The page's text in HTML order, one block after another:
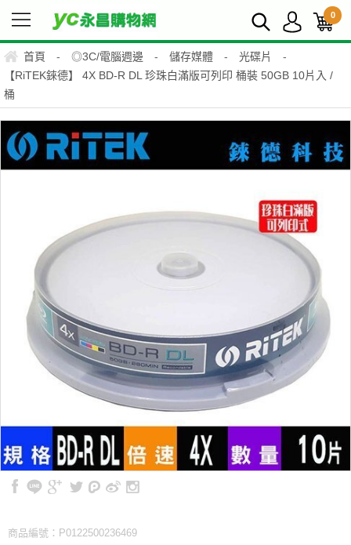
0
首頁 - ◎3C/電腦週邊 - 儲存媒體 - 光碟片
-
【RiTEK錸德】 4X BD-R DL 珍珠白滿版可列印 桶裝 50GB 10片入 /
桶
商品編號：P0122500236469